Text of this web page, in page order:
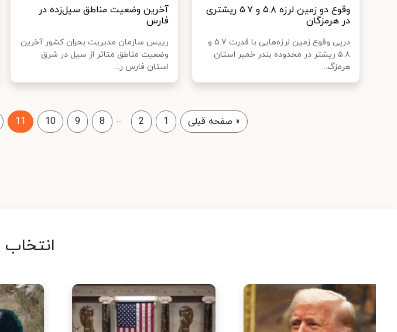
وقوع دو زمین لرزه ۵.۸ و ۵.۷ ریشتری
در هرمزگان
درپی وقوع زمین لرزه‌هایی با قدرت ۵.۷ و
۵.۸ ریشتر در محدوده بندر خمیر استان
هرمزگ...
آخرین وضعیت مناطق سیل‌زده در
فارس
رییس سازمان مدیریت بحران کشور آخرین
وضعیت مناطق متاثر از سیل در شرق
استان فارس ر...
« صفحه قبلی 1
2
...
8
9
10
11
انتخاب